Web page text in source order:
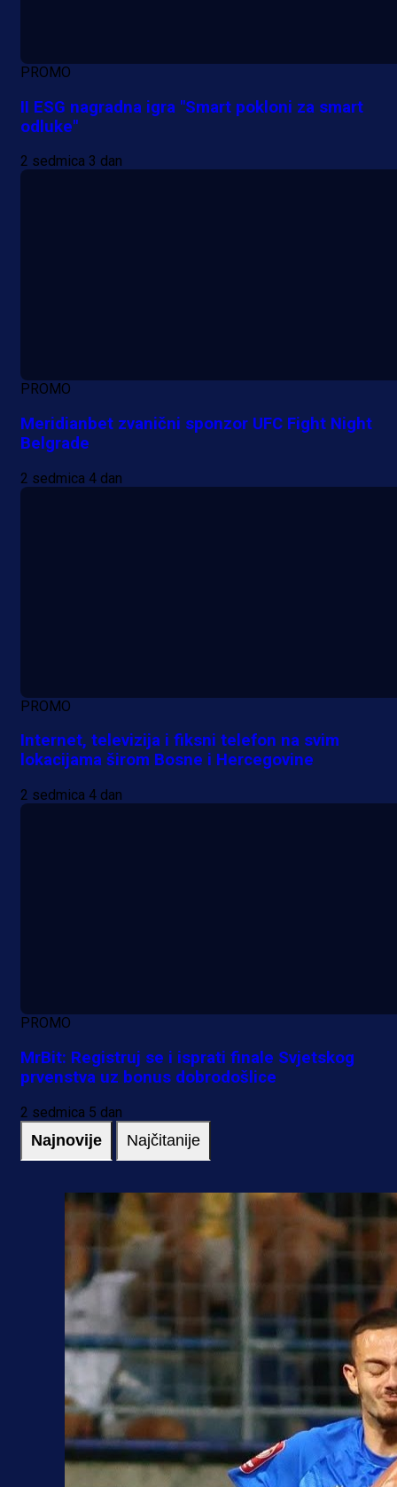
PROMO
II ESG nagradna igra "Smart pokloni za smart
odluke"
2 sedmica 3 dan
PROMO
Meridianbet zvanični sponzor UFC Fight Night
Belgrade
2 sedmica 4 dan
PROMO
Internet, televizija i fiksni telefon na svim
lokacijama širom Bosne i Hercegovine
2 sedmica 4 dan
PROMO
MrBit: Registruj se i isprati finale Svjetskog
prvenstva uz bonus dobrodošlice
2 sedmica 5 dan
Najnovije Najčitanije